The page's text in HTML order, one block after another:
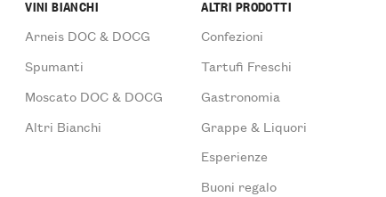
VINI BIANCHI
Arneis DOC & DOCG
Spumanti
Moscato DOC & DOCG
Altri Bianchi
ALTRI PRODOTTI
Confezioni
Tartufi Freschi
Gastronomia
Grappe & Liquori
Esperienze
Buoni regalo